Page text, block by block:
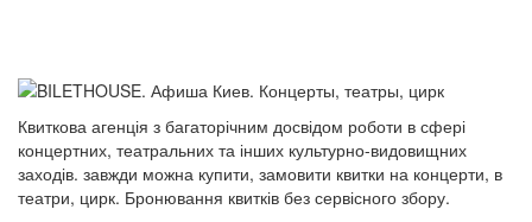
Квиткова агенція з багаторічним досвідом роботи в сфері
концертних, театральних та інших культурно-видовищних
заходів. завжди можна купити, замовити квитки на концерти, в
театри, цирк. Бронювання квитків без сервісного збору.